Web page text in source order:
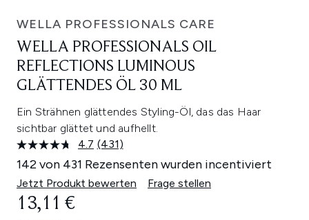
WELLA PROFESSIONALS CARE
WELLA PROFESSIONALS OIL
REFLECTIONS LUMINOUS
GLÄTTENDES ÖL 30 ML
Ein Strähnen glättendes Styling-Öl, das das Haar
sichtbar glättet und aufhellt.
4.7 431
Bewertungen
lesen.
Link
(431)
142 von 431 Rezensenten wurden incentiviert
Jetzt Produkt bewerten Frage stellen
13,11 €